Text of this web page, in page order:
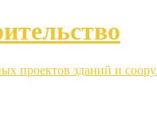
проектов зданий и